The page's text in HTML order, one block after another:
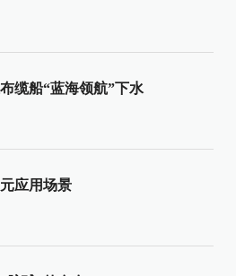
缆船“蓝海领航”下水
应用场景